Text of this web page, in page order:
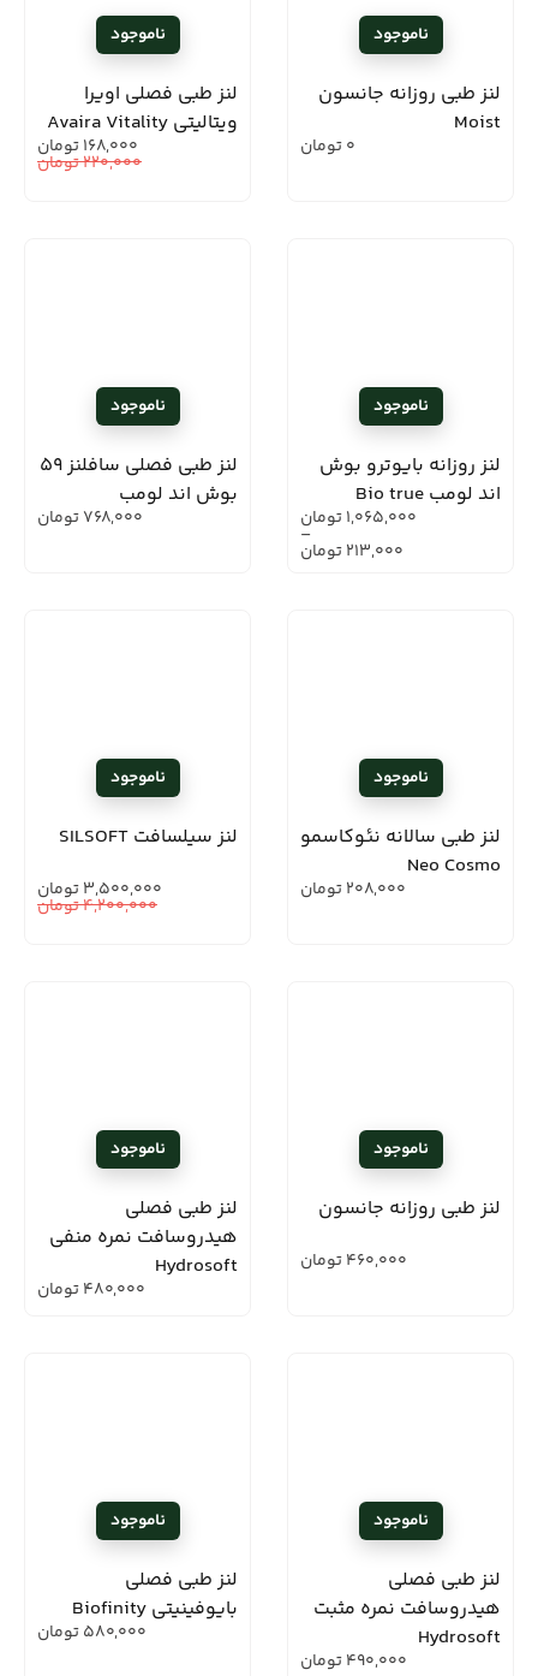
لنز طبی روزانه جانسون
Moist
0تومان
لنز طبی فصلی اویرا
ویتالیتی Avaira Vitality
220,000تومان
168,000تومان
لنز روزانه بایوترو بوش
اند لومب Bio true
213,000تومان
–
1,065,000تومان
لنز طبی فصلی سافلنز 59
بوش اند لومب
768,000تومان
لنز طبی سالانه نئوکاسمو
Neo Cosmo
208,000تومان
لنز سیلسافت SILSOFT
4,200,000تومان
3,500,000تومان
لنز طبی روزانه جانسون
460,000تومان
لنز طبی فصلی
هیدروسافت نمره منفی
Hydrosoft
480,000تومان
لنز طبی فصلی
هیدروسافت نمره مثبت
Hydrosoft
490,000تومان
لنز طبی فصلی
بایوفینیتی Biofinity
580,000تومان